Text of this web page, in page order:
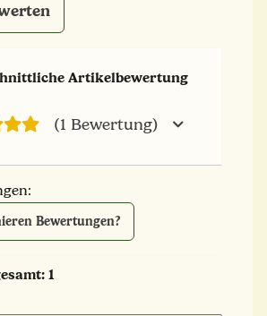
Artikelbewertung
(1 Bewertung)
Bewertungen?
1